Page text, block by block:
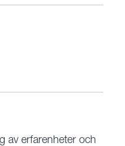
av erfarenheter och